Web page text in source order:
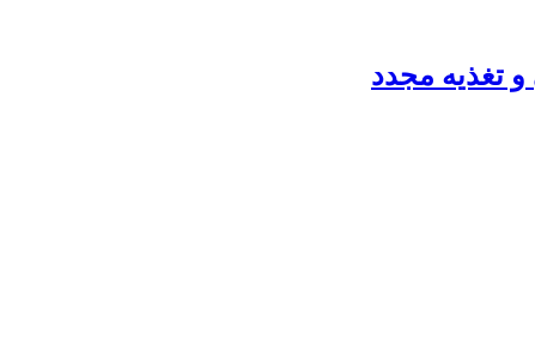
تغذیه مجدد